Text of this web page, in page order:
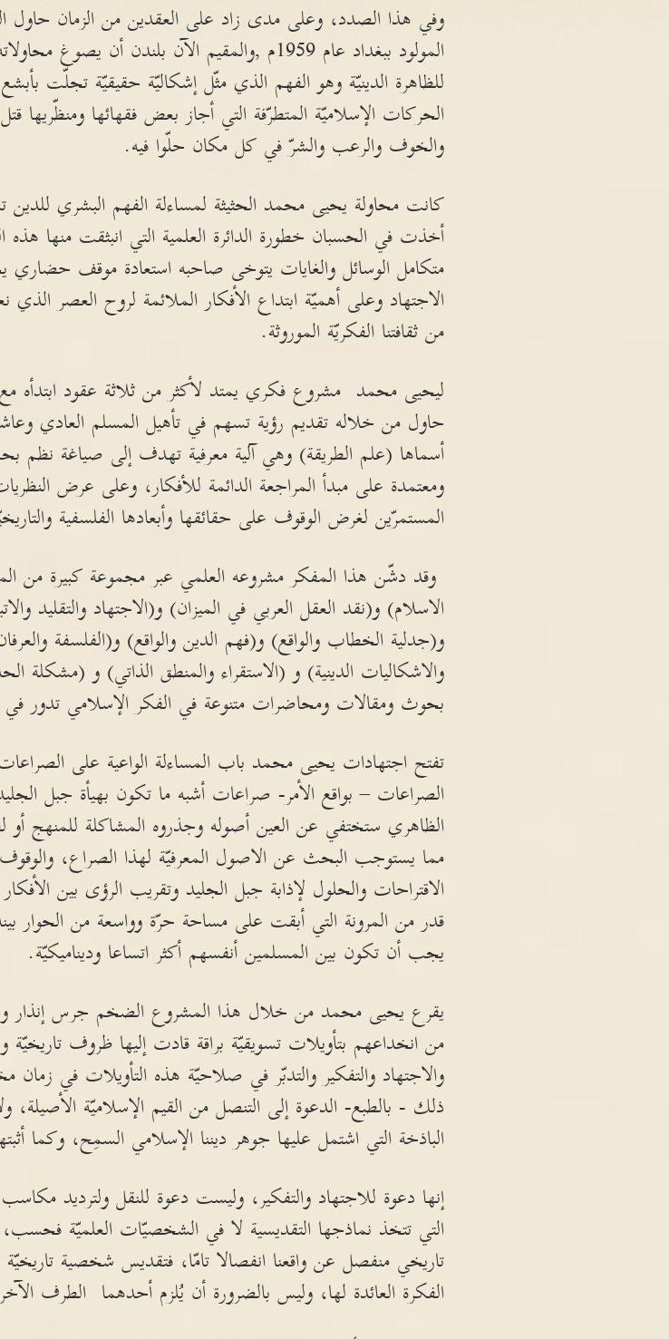
وفي هذا الصدد، وعلى مدى زاد على العقدين من الزمان حاول
المولود ببغداد عام 1959م ,والمقيم الآن بلندن
للظاهرة الدينيّة وهو الفهم الذي مثّل إشكاليّة حقيقيّة تجلّت
الحركات الإسلاميّة المتطرّفة التي أجاز بعض فقهائها ومنظّريها
والخوف والرعب والشرّ في كل مكان حلّوا فيه.
كانت محاولة يحيى محمد الحثيثة لمساءلة الفهم البشري للدين
أخذت في الحسبان خطورة الدائرة العلمية التي انبثقت منها
متكامل الوسائل والغايات يتوخى صاحبه استعادة موقف
الاجتهاد وعلى أهميّة ابتداع الأفكار الملائمة لروح العصر الذي
من ثقافتنا الفكريّة الموروثة.
ليحيى محمد مشروع فكري يمتد لأكثر من ثلاثة عقود ابتدأه مع
حاول من خلاله تقديم رؤية تسهم في تأهيل المسلم العادي
أسماها (علم الطريقة) وهي آلية معرفية تهدف إلى صياغة
ومعتمدة على مبدأ المراجعة الدائمة للأفكار، وعلى عرض
المستمرّين لغرض الوقوف على حقائقها وأبعادها الفلسفية
وقد دشّن هذا المفكر مشروعه العلمي عبر مجموعة كبيرة من
الاسلام) و(نقد العقل العربي في الميزان) و(الاجتهاد والتقليد
و(جدلية الخطاب والواقع) و(فهم الدين والواقع) و(الفلسفة
والاشكاليات الدينية) و (الاستقراء والمنطق الذاتي) و
بحوث ومقالات ومحاضرات متنوعة في الفكر الإسلامي تدور
تفتح اجتهادات يحيى محمد باب المساءلة الواعية على
الصراعات – بواقع الأمر- صراعات أشبه ما تكون بهيأة جبل
الظاهري ستختفي عن العين أصوله وجذروه المشاكلة للمنهج أو
مما يستوجب البحث عن الاصول المعرفيّة لهذا الصراع، والوقوف
الاقتراحات والحلول لإذابة جبل الجليد وتقريب الرؤى بين
قدر من المرونة التي أبقت على مساحة حرّة وواسعة من الحوار
يجب أن تكون بين المسلمين أنفسهم أكثر اتساعا وديناميكيّة.
يقرع يحيى محمد من خلال هذا المشروع الضخم جرس إنذار
من انخداعهم بتأويلات تسويقيّة براقة قادت إليها ظروف تاريخيّة
والاجتهاد والتفكير والتدبّر في صلاحيّة هذه التأويلات في
ذلك - بالطبع- الدعوة إلى التنصل من القيم الإسلاميّة
الباذخة التي اشتمل عليها جوهر ديننا الإسلامي السمِح، وكما
إنها دعوة للاجتهاد والتفكير، وليست دعوة للنقل ولترديد مكاسب
التي تتخذ نماذجها التقديسية لا في الشخصيّات العلميّة
تاريخي منفصل عن واقعنا انفصالا تامّا، فتقديس شخصية
الفكرة العائدة لها، وليس بالضرورة أن يُلزم أحدهما الطرف